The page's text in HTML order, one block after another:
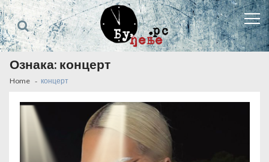
Skip
to
navigation
Skip
to
content
Ознака: концерт
Home концерт